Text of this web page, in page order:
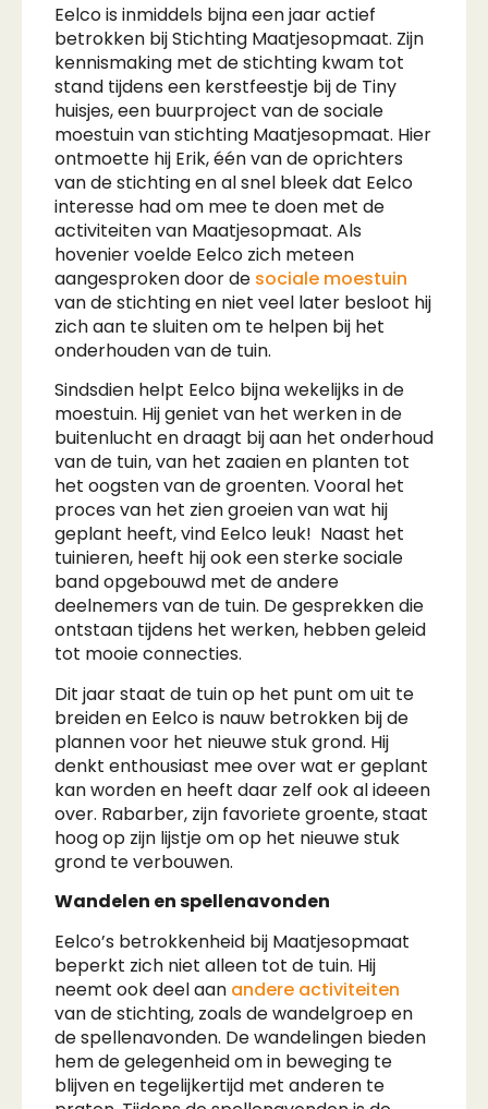
Eelco is inmiddels bijna een jaar actief
betrokken bij Stichting Maatjesopmaat. Zijn
kennismaking met de stichting kwam tot
stand tijdens een kerstfeestje bij de Tiny
huisjes, een buurproject van de sociale
moestuin van stichting Maatjesopmaat. Hier
ontmoette hij Erik, één van de oprichters
van de stichting en al snel bleek dat Eelco
interesse had om mee te doen met de
activiteiten van Maatjesopmaat. Als
hovenier voelde Eelco zich meteen
aangesproken door de sociale moestuin
van de stichting en niet veel later besloot hij
zich aan te sluiten om te helpen bij het
onderhouden van de tuin.
Sindsdien helpt Eelco bijna wekelijks in de
moestuin. Hij geniet van het werken in de
buitenlucht en draagt bij aan het onderhoud
van de tuin, van het zaaien en planten tot
het oogsten van de groenten. Vooral het
proces van het zien groeien van wat hij
geplant heeft, vind Eelco leuk! Naast het
tuinieren, heeft hij ook een sterke sociale
band opgebouwd met de andere
deelnemers van de tuin. De gesprekken die
ontstaan tijdens het werken, hebben geleid
tot mooie connecties.
Dit jaar staat de tuin op het punt om uit te
breiden en Eelco is nauw betrokken bij de
plannen voor het nieuwe stuk grond. Hij
denkt enthousiast mee over wat er geplant
kan worden en heeft daar zelf ook al ideeen
over. Rabarber, zijn favoriete groente, staat
hoog op zijn lijstje om op het nieuwe stuk
grond te verbouwen.
Wandelen en spellenavonden
Eelco’s betrokkenheid bij Maatjesopmaat
beperkt zich niet alleen tot de tuin. Hij
neemt ook deel aan andere activiteiten
van de stichting, zoals de wandelgroep en
de spellenavonden. De wandelingen bieden
hem de gelegenheid om in beweging te
blijven en tegelijkertijd met anderen te